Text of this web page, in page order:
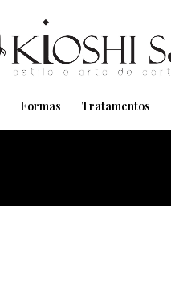
Formas Tratamentos
em transformar seu
Agende pelo Whatsapp